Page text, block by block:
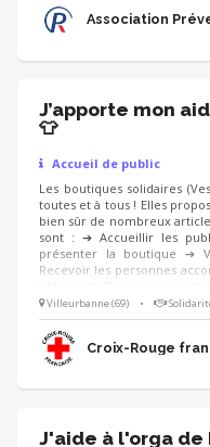
Association
J’apporte mon
👕
Accueil de public
Les boutiques solidaires
toutes et à tous ! Elles
bien sûr de nombreux
sont : ➔ Accueillir les
présenter la boutique ➔
Recevoir les personnes
Villeurbanne (69) •
Croix-Rouge
J'aide à l'orga de